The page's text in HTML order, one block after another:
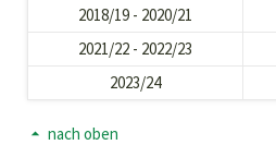
2018/19 - 2020/21
2021/22 - 2022/23
2023/24
nach oben